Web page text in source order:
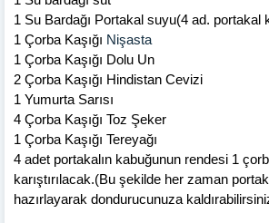
1 Su Bardağı Portakal suyu(4 ad. portakal
1 Çorba Kaşığı Nişasta
1 Çorba Kaşığı Dolu Un
2 Çorba Kaşığı Hindistan Cevizi
1 Yumurta Sarısı
4 Çorba Kaşığı Toz Şeker
1 Çorba Kaşığı Tereyağı
4 adet portakalın kabuğunun rendesi 1
karıştırılacak.(Bu şekilde her zaman
hazırlayarak dondurucunuza